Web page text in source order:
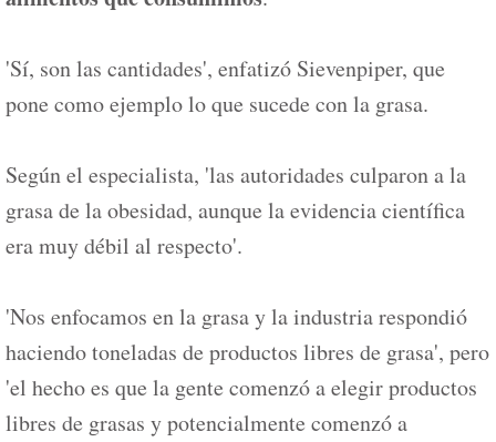
'Sí, son las cantidades', enfatizó Sievenpiper, que
pone como ejemplo lo que sucede con la grasa.
Según el especialista, 'las autoridades culparon a la
grasa de la obesidad, aunque la evidencia científica
era muy débil al respecto'.
'Nos enfocamos en la grasa y la industria respondió
haciendo toneladas de productos libres de grasa', pero
'el hecho es que la gente comenzó a elegir productos
libres de grasas y potencialmente comenzó a